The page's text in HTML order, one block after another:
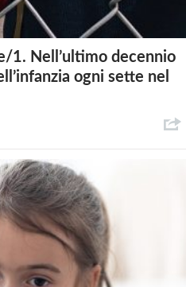
1. Nell’ultimo decennio
ogni sette nel